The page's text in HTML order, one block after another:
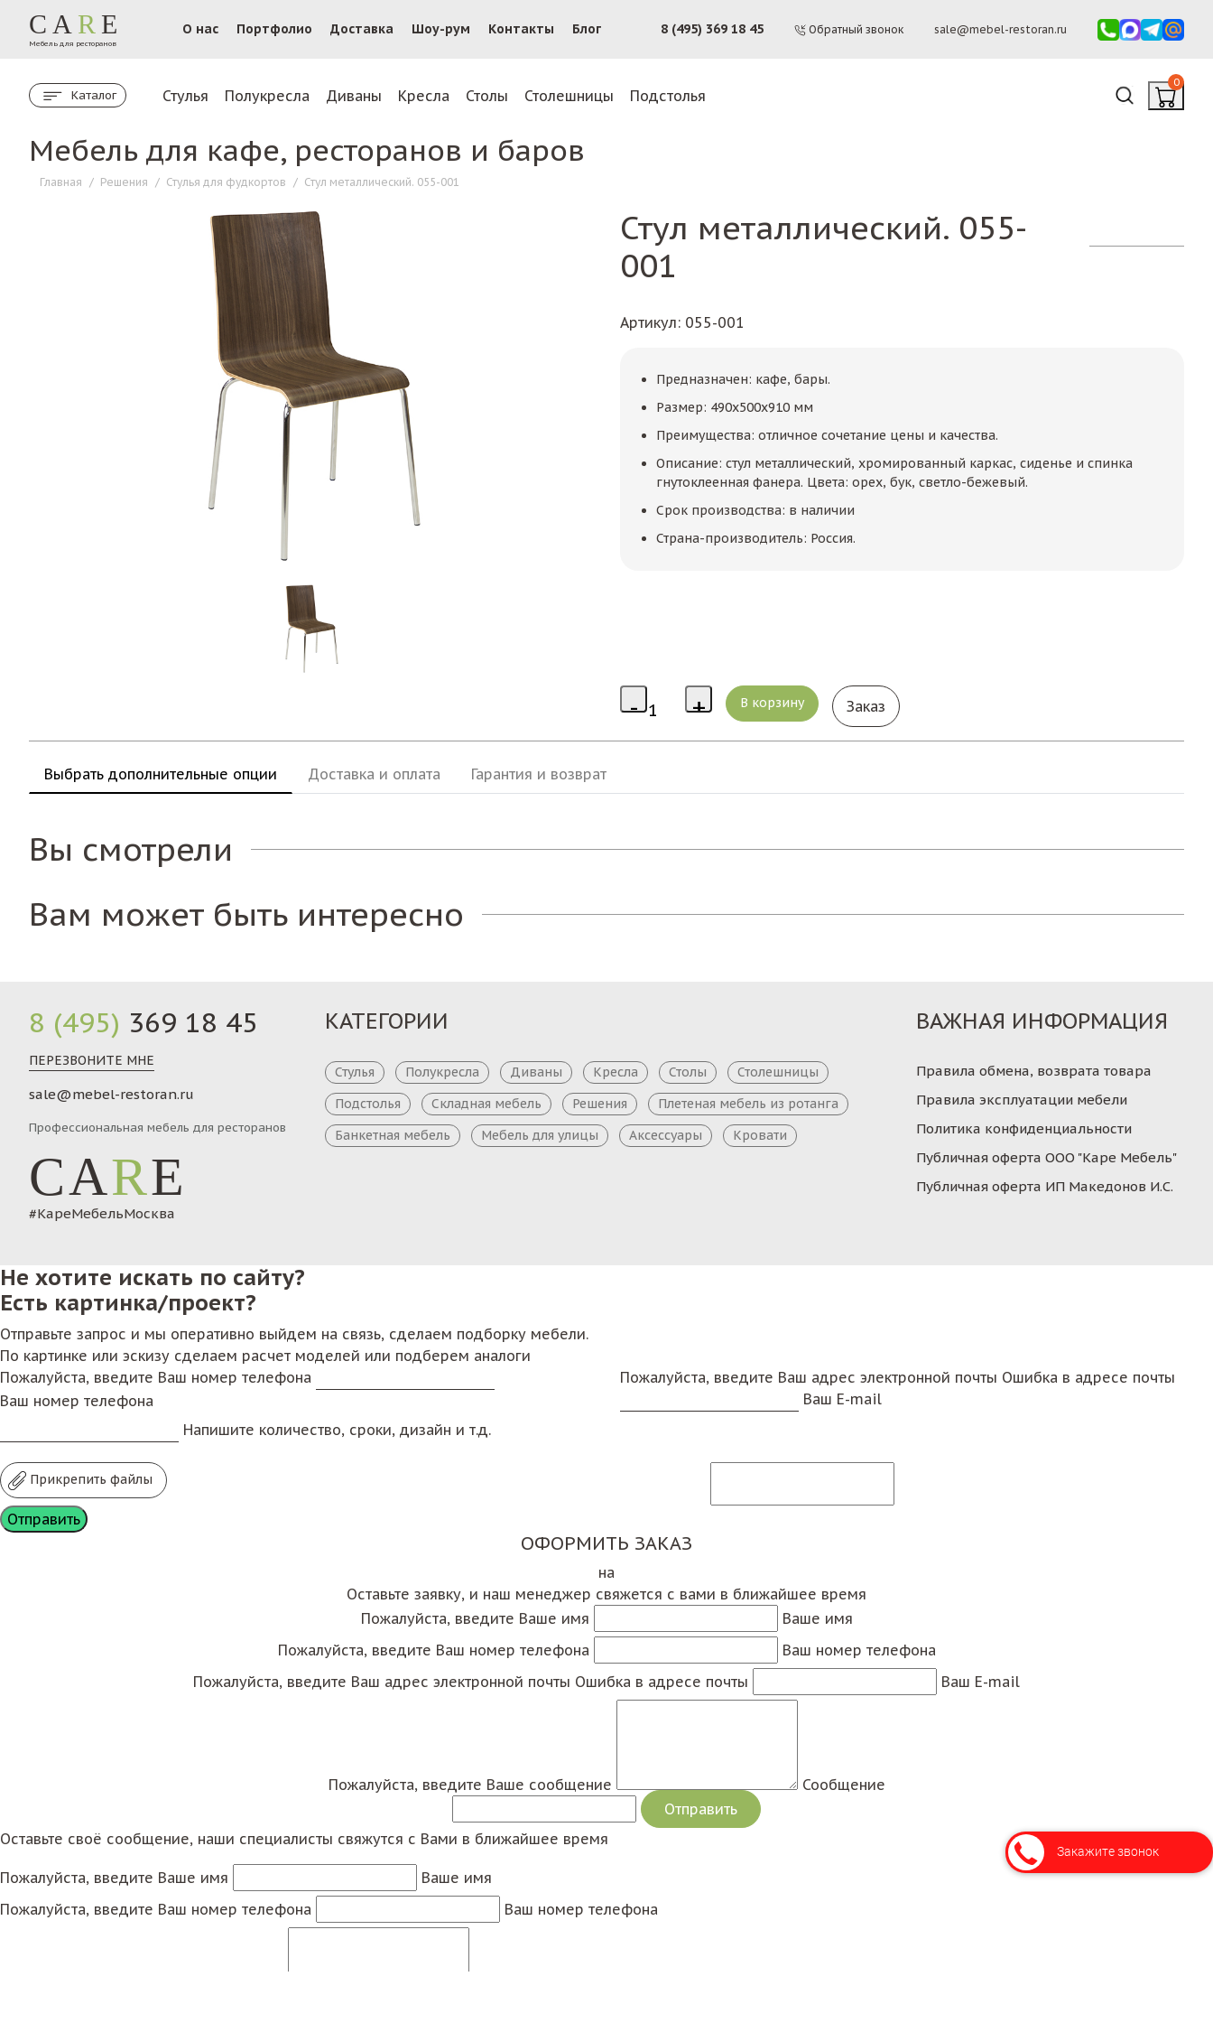
CA R E
Мебель для ресторанов
О нас Портфолио Доставка Шоу-рум Контакты Блог 8 (495) 369 18 45 Обратный звонок sale@mebel-restoran.ru
Каталог Стулья Полукресла Диваны Кресла Столы Столешницы Подстолья
0
Мебель для кафе, ресторанов и баров
Главная / Решения / Стулья для фудкортов / Стул металлический. 055-001
Стул металлический. 055-
001
Артикул: 055-001
Предназначен: кафе, бары.
Размер: 490x500x910 мм
Преимущества: отличное сочетание цены и качества.
Описание: стул металлический, хромированный каркас, сиденье и спинка
гнутоклеенная фанера. Цвета: орех, бук, светло-бежевый.
Срок производства: в наличии
Страна-производитель: Россия.
Заказ
Выбрать дополнительные опции Доставка и оплата Гарантия и возврат
Вы смотрели
Вам может быть интересно
8 (495) 369 18 45
ПЕРЕЗВОНИТЕ МНЕ
sale@mebel-restoran.ru
Профессиональная мебель для ресторанов
CARE
#КареМебельМосква
КАТЕГОРИИ
Стулья Полукресла Диваны Кресла Столы
Столешницы
Подстолья
Складная мебель Решения
Плетеная мебель из ротанга
Банкетная мебель
Мебель для улицы Аксессуары Кровати
ВАЖНАЯ ИНФОРМАЦИЯ
Правила обмена, возврата товара
Правила эксплуатации мебели
Политика конфиденциальности
Публичная оферта ООО "Каре Мебель"
Публичная оферта ИП Македонов И.С.
Не хотите искать по сайту?
Есть картинка/проект?
Отправьте запрос и мы оперативно выйдем на связь, сделаем подборку мебели.
По картинке или эскизу сделаем расчет моделей или подберем аналоги
Пожалуйста, введите Ваш номер телефона
Ваш номер телефона
Пожалуйста, введите Ваш адрес электронной почты Ошибка в адресе почты
Ваш E-mail
Напишите количество, сроки, дизайн и т.д.
Прикрепить файлы
ОФОРМИТЬ ЗАКАЗ
на
Оставьте заявку, и наш менеджер свяжется с вами в ближайшее время
Пожалуйста, введите Ваше имя
Ваше имя
Пожалуйста, введите Ваш номер телефона
Ваш номер телефона
Пожалуйста, введите Ваш адрес электронной почты Ошибка в адресе почты Ваш E-mail
Пожалуйста, введите Ваше сообщение Сообщение
Оставьте своё сообщение, наши специалисты свяжутся с Вами в ближайшее время
Пожалуйста, введите Ваше имя
Ваше имя
Пожалуйста, введите Ваш номер телефона
Ваш номер телефона
Закажите звонок